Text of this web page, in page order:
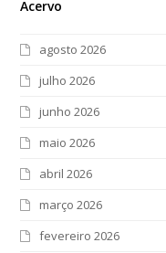
Acervo
agosto 2026
julho 2026
junho 2026
maio 2026
abril 2026
março 2026
fevereiro 2026